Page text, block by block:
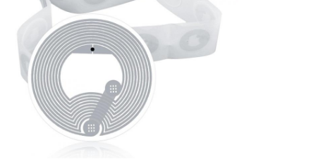
地
図